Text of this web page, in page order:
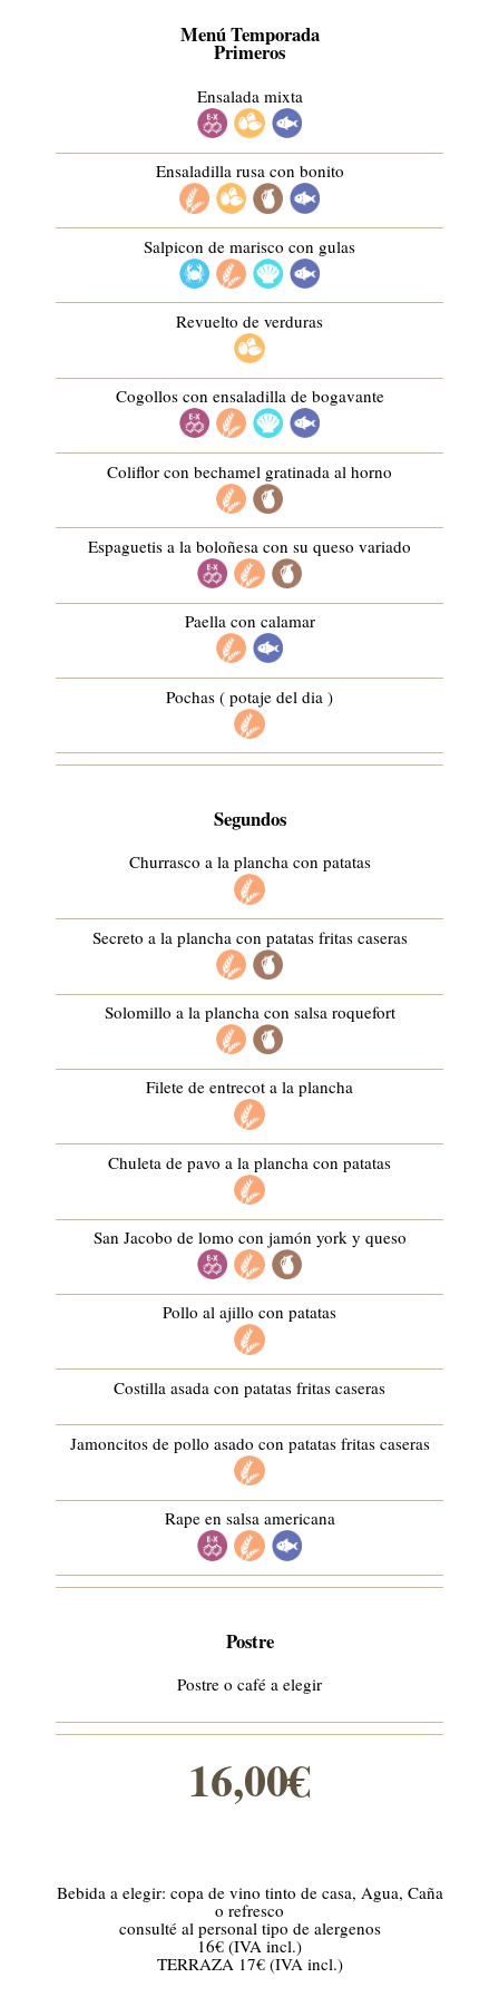
Menú Temporada
Primeros
Ensalada mixta
Ensaladilla rusa con bonito
Salpicon de marisco con gulas
Revuelto de verduras
Cogollos con ensaladilla de bogavante
Coliflor con bechamel gratinada al horno
Espaguetis a la boloñesa con su queso variado
Paella con calamar
Pochas ( potaje del dia )
Segundos
Churrasco a la plancha con patatas
Secreto a la plancha con patatas fritas caseras
Solomillo a la plancha con salsa roquefort
Filete de entrecot a la plancha
Chuleta de pavo a la plancha con patatas
San Jacobo de lomo con jamón york y queso
Pollo al ajillo con patatas
Costilla asada con patatas fritas caseras
Jamoncitos de pollo asado con patatas fritas caseras
Rape en salsa americana
Postre
Postre o café a elegir
16,00€
Bebida a elegir: copa de vino tinto de casa, Agua, Caña
o refresco
consulté al personal tipo de alergenos
16€ (IVA incl.)
TERRAZA 17€ (IVA incl.)